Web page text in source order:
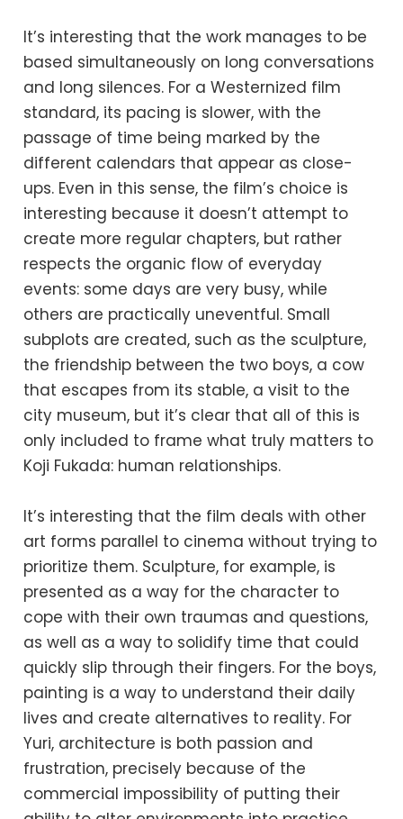
It’s interesting that the work manages to be
based simultaneously on long conversations
and long silences. For a Westernized film
standard, its pacing is slower, with the
passage of time being marked by the
different calendars that appear as close-
ups. Even in this sense, the film’s choice is
interesting because it doesn’t attempt to
create more regular chapters, but rather
respects the organic flow of everyday
events: some days are very busy, while
others are practically uneventful. Small
subplots are created, such as the sculpture,
the friendship between the two boys, a cow
that escapes from its stable, a visit to the
city museum, but it’s clear that all of this is
only included to frame what truly matters to
Koji Fukada: human relationships.
It’s interesting that the film deals with other
art forms parallel to cinema without trying to
prioritize them. Sculpture, for example, is
presented as a way for the character to
cope with their own traumas and questions,
as well as a way to solidify time that could
quickly slip through their fingers. For the boys,
painting is a way to understand their daily
lives and create alternatives to reality. For
Yuri, architecture is both passion and
frustration, precisely because of the
commercial impossibility of putting their